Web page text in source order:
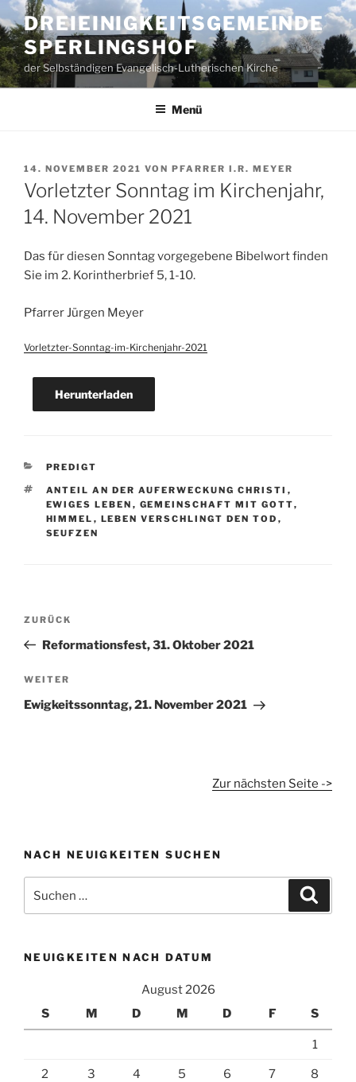
Zum
Inhalt
springen
DREIEINIGKEITSGEMEINDE
SPERLINGSHOF
der Selbständigen Evangelisch-Lutherischen Kirche
Menü
VERÖFFENTLICHT
AM
14. NOVEMBER 2021 VON PFARRER I.R. MEYER
Vorletzter Sonntag im Kirchenjahr,
14. November 2021
Das für diesen Sonntag vorgegebene Bibelwort finden
Sie im 2. Korintherbrief 5, 1-10.
Pfarrer Jürgen Meyer
Vorletzter-Sonntag-im-Kirchenjahr-2021
Herunterladen
KATEGORIEN
PREDIGT
SCHLAGWÖRTER
ANTEIL AN DER AUFERWECKUNG CHRISTI ,
EWIGES LEBEN , GEMEINSCHAFT MIT GOTT,
HIMMEL , LEBEN VERSCHLINGT DEN TOD ,
SEUFZEN
Beitragsnavigation
Vorheriger
Beitrag
ZURÜCK
Reformationsfest, 31. Oktober 2021
Nächster
Beitrag
WEITER
Ewigkeitssonntag, 21. November 2021
Zur nächsten Seite ->
NACH NEUIGKEITEN SUCHEN
nach:
NEUIGKEITEN NACH DATUM
August 2026
S
M D M D F S
1
2 3 4 5 6 7 8